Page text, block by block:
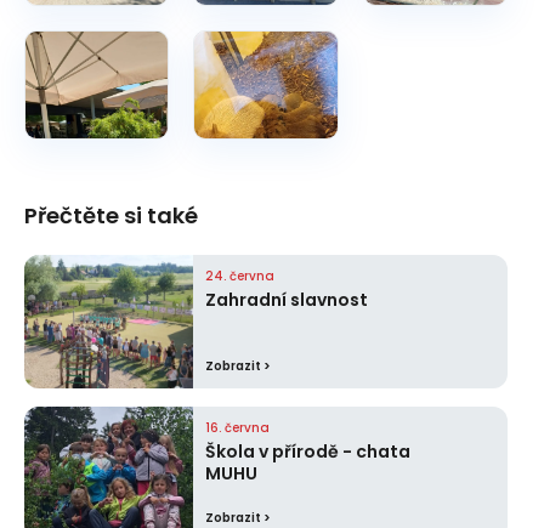
Přečtěte si také
24. června
Zahradní slavnost
Zobrazit >
16. června
Škola v přírodě - chata
MUHU
Zobrazit >